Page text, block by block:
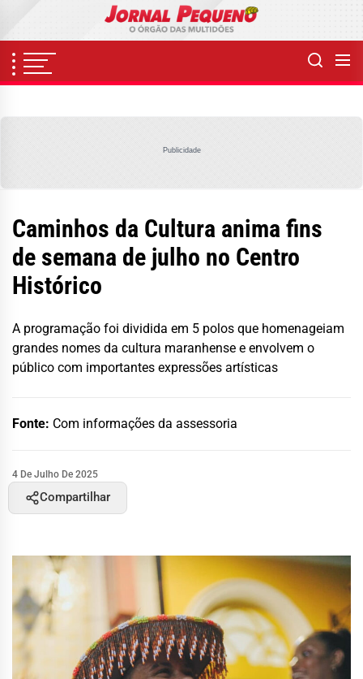
content
Publicidade
Caminhos da Cultura anima fins
de semana de julho no Centro
Histórico
A programação foi dividida em 5 polos que homenageiam
grandes nomes da cultura maranhense e envolvem o
público com importantes expressões artísticas
Fonte: Com informações da assessoria
4 De Julho De 2025
Compartilhar